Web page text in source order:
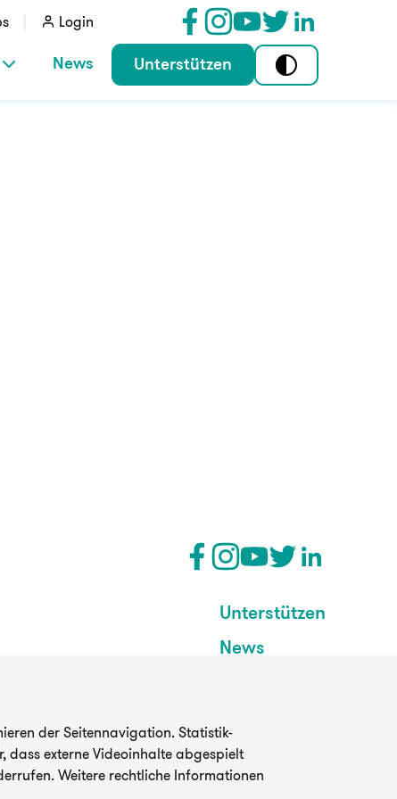
Login
News Unterstützen
Unterstützen
News
der Seitennavigation. Statistik-
dass externe Videoinhalte abgespielt
Weitere rechtliche Informationen